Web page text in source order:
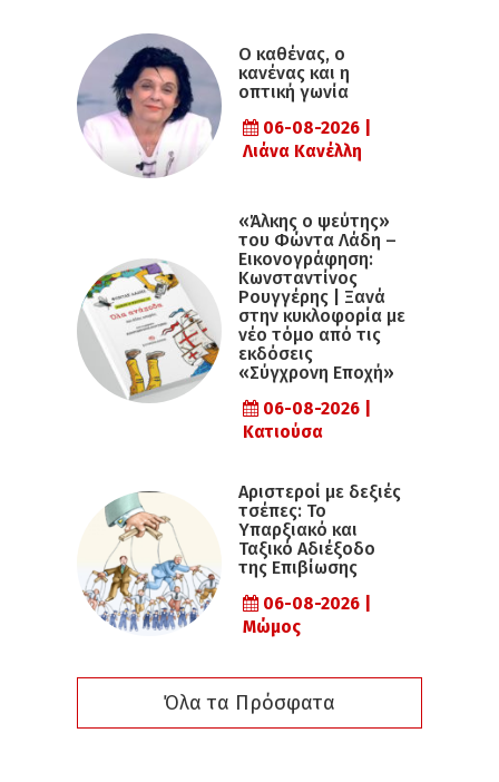
Ο καθένας, ο
κανένας και η
οπτική γωνία
06-08-2026 |
Λιάνα Κανέλλη
«Άλκης ο ψεύτης»
του Φώντα Λάδη –
Εικονογράφηση:
Κωνσταντίνος
Ρουγγέρης | Ξανά
στην κυκλοφορία με
νέο τόμο από τις
εκδόσεις
«Σύγχρονη Εποχή»
06-08-2026 |
Κατιούσα
Αριστεροί με δεξιές
τσέπες: Το
Υπαρξιακό και
Ταξικό Αδιέξοδο
της Επιβίωσης
06-08-2026 |
Μώμος
Όλα τα Πρόσφατα